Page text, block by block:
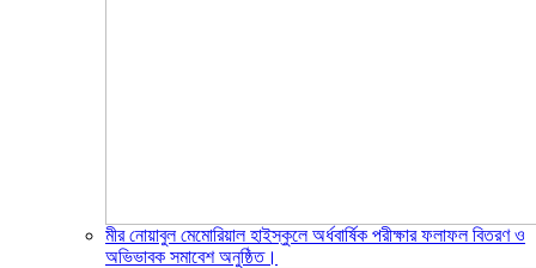
মীর নোয়াবুল মেমোরিয়াল হাইস্কুলে অর্ধবার্ষিক পরীক্ষার ফলাফল বিতরণ ও
অভিভাবক সমাবেশ অনুষ্ঠিত।